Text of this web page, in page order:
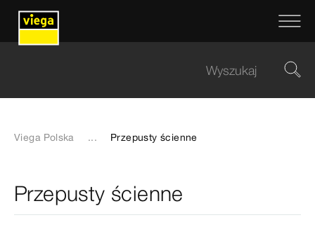
Viega Polska ... Przepusty ścienne
Przepusty ścienne